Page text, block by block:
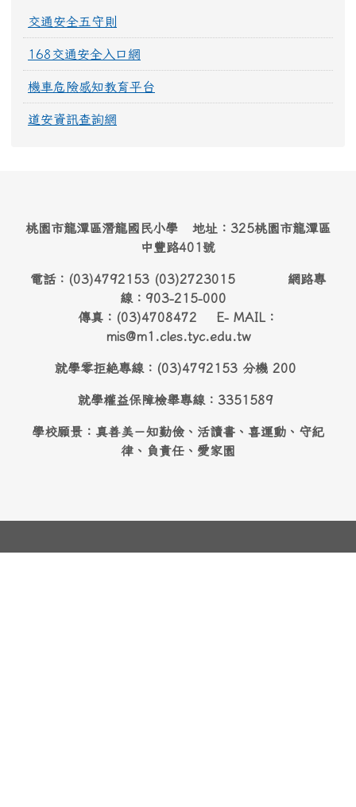
交通安全五守則
168交通安全入口網
機車危險感知教育平台
道安資訊查詢網
桃園市龍潭區潛龍國民小學 地址：325桃園市龍潭區
中豐路401號
電話：(03)4792153 (03)2723015 網路專
線：903-215-000
傳真：(03)4708472 E- MAIL：
mis@m1.cles.tyc.edu.tw
就學零拒絶專線：(03)4792153 分機 200
就學權益保障檢舉專線：3351589
學校願景：真善美－知勤儉、活讀書、喜運動、守紀
律、負責任、愛家園